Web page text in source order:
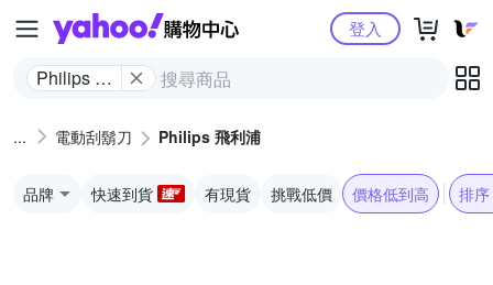
Yahoo購物中心
Philips 飛
登入
電動刮鬍刀 Philips 飛利浦
品牌 快速到貨 有現貨 挑戰低價 價格低到高 排序